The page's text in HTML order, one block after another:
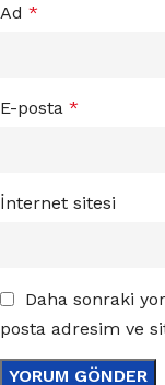
Ad *
E-posta *
İnternet sitesi
Daha sonraki
posta adresim ve